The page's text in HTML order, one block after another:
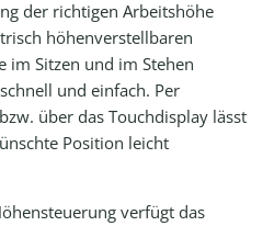
der richtigen Arbeitshöhe
höhenverstellbaren
im Sitzen und im Stehen
und einfach. Per
über das Touchdisplay lässt
Position leicht
verfügt das